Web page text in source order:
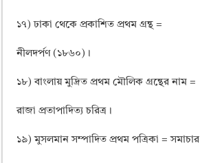
১৭) ঢাকা থেকে প্রকাশিত প্রথম গ্রন্থ =
নীলদর্পণ (১৮৬০)।
১৮) বাংলায় মুদ্রিত প্রথম মৌলিক গ্রন্থের নাম =
রাজা প্রতাপাদিত্য চরিত্র।
১৯) মুসলমান সম্পাদিত প্রথম পত্রিকা = সমাচার